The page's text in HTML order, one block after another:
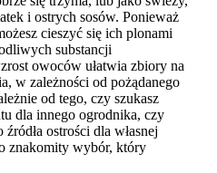
i ostrych sosów. Ponieważ
cieszyć się ich plonami
substancji
owoców ułatwia zbiory na
w zależności od pożądanego
od tego, czy szukasz
dla innego ogrodnika, czy
ostrości dla własnej
znakomity wybór, który